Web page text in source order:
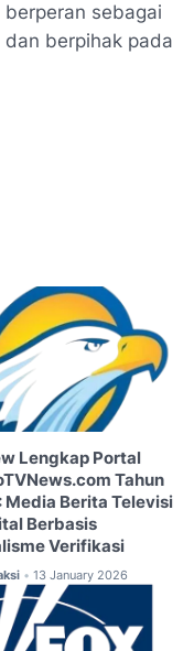
sebagai
berpihak pada
Lengkap Portal
Tahun
Media Berita Televisi
Berbasis
Verifikasi
• 13 January 2026